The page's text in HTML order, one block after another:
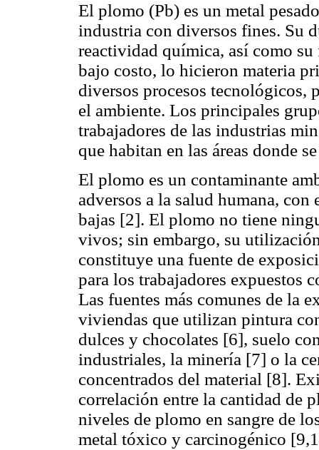
El plomo (Pb) es un metal
industria con diversos fines. Su
reactividad química, así como
bajo costo, lo hicieron materia
diversos procesos tecnológicos,
el ambiente. Los principales
trabajadores de las industrias
que habitan en las áreas donde
El plomo es un contaminante
adversos a la salud humana,
bajas [2]. El plomo no tiene
vivos; sin embargo, su
constituye una fuente de
para los trabajadores expuestos
Las fuentes más comunes de la
viviendas que utilizan pintura
dulces y chocolates [6], suelo
industriales, la minería [7] o la
concentrados del material [8].
correlación entre la cantidad de
niveles de plomo en sangre de
metal tóxico y carcinogénico